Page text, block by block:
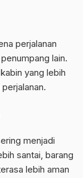
perjalanan
lain.
yang lebih
menjadi
santai, barang
lebih aman